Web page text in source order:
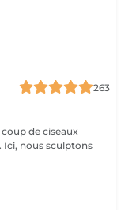
263
de ciseaux
Ici, nous sculptons